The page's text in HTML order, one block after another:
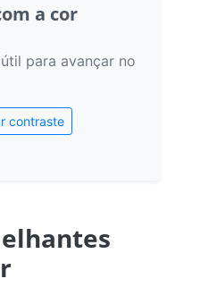
a cor
para avançar no
contraste